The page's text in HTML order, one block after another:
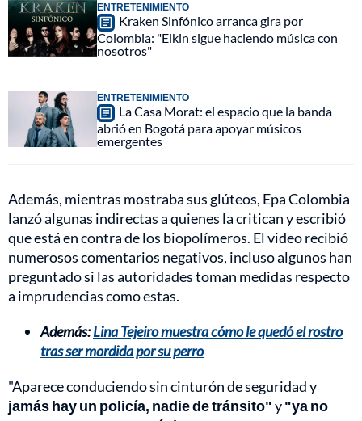
ENTRETENIMIENTO
Kraken Sinfónico arranca gira por
Colombia: "Elkin sigue haciendo música con
nosotros"
ENTRETENIMIENTO
La Casa Morat: el espacio que la banda
abrió en Bogotá para apoyar músicos
emergentes
Además, mientras mostraba sus glúteos, Epa Colombia
lanzó algunas indirectas a quienes la critican y escribió
que está en contra de los biopolímeros. El video recibió
numerosos comentarios negativos, incluso algunos han
preguntado si las autoridades toman medidas respecto
a imprudencias como estas.
Además:Lina Tejeiro muestra cómo le quedó el rostro
tras ser mordida por su perro
"Aparece conduciendo sin cinturón de seguridad y
jamás hay un policía, nadie de tránsito"y"ya no